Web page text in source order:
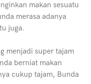
makan sesuatu
merasa adanya
juga.
menjadi super tajam
berniat makan
cukup tajam, Bunda